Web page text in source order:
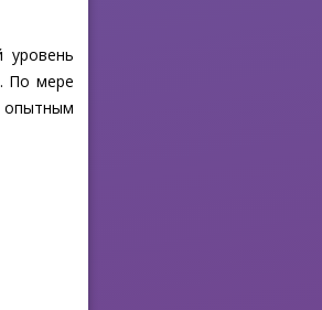
уровень
По мере
опытным